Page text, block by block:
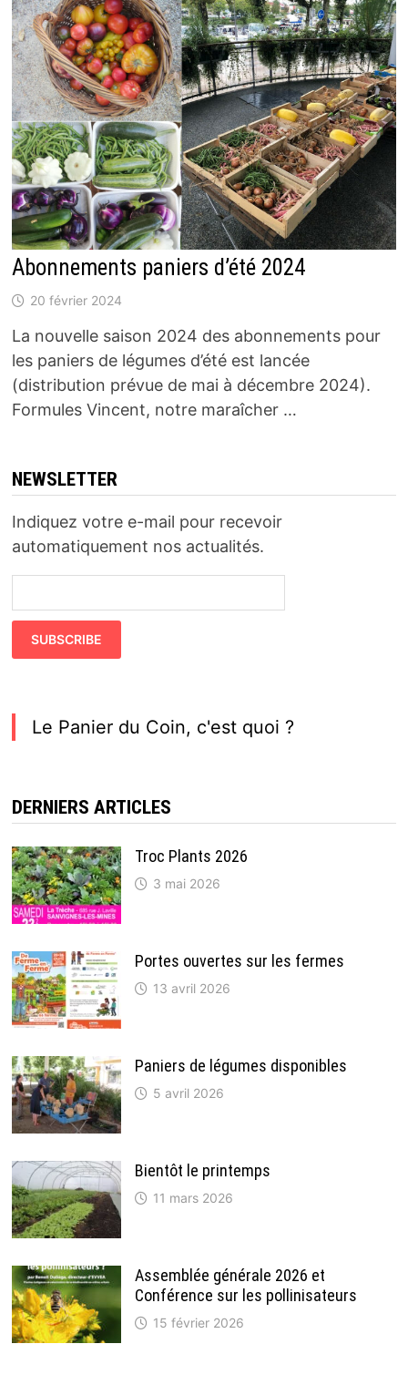
Abonnements paniers d’été 2024
20 février 2024
La nouvelle saison 2024 des abonnements pour
les paniers de légumes d’été est lancée
(distribution prévue de mai à décembre 2024).
Formules Vincent, notre maraîcher …
NEWSLETTER
Indiquez votre e-mail pour recevoir
automatiquement nos actualités.
Le Panier du Coin, c'est quoi ?
DERNIERS ARTICLES
Troc Plants 2026
3 mai 2026
Portes ouvertes sur les fermes
13 avril 2026
Paniers de légumes disponibles
5 avril 2026
Bientôt le printemps
11 mars 2026
Assemblée générale 2026 et
Conférence sur les pollinisateurs
15 février 2026